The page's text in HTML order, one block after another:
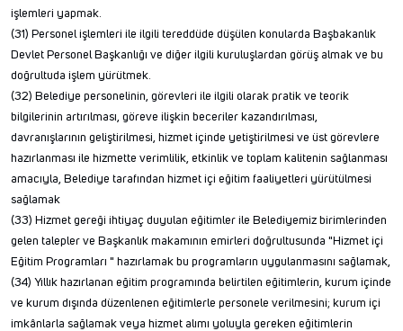
işlemleri yapmak.
(31) Personel işlemleri ile ilgili tereddüde düşülen konularda Başbakanlık
Devlet Personel Başkanlığı ve diğer ilgili kuruluşlardan görüş almak ve bu
doğrultuda işlem yürütmek.
(32) Belediye personelinin, görevleri ile ilgili olarak pratik ve teorik
bilgilerinin artırılması, göreve ilişkin beceriler kazandırılması,
davranışlarının geliştirilmesi, hizmet içinde yetiştirilmesi ve üst görevlere
hazırlanması ile hizmette verimlilik, etkinlik ve toplam kalitenin sağlanması
amacıyla, Belediye tarafından hizmet içi eğitim faaliyetleri yürütülmesi
sağlamak
(33) Hizmet gereği ihtiyaç duyulan eğitimler ile Belediyemiz birimlerinden
gelen talepler ve Başkanlık makamının emirleri doğrultusunda "Hizmet içi
Eğitim Programları " hazırlamak bu programların uygulanmasını sağlamak,
(34) Yıllık hazırlanan eğitim programında belirtilen eğitimlerin, kurum içinde
ve kurum dışında düzenlenen eğitimlerle personele verilmesini; kurum içi
imkânlarla sağlamak veya hizmet alımı yoluyla gereken eğitimlerin